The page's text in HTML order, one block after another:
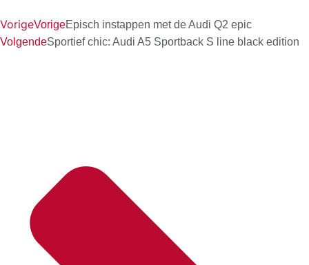
VorigeVorigeEpisch instappen met de Audi Q2 epic
VolgendeSportief chic: Audi A5 Sportback S line black edition